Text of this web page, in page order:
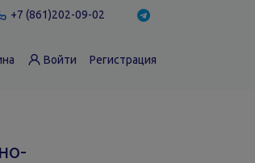
+7 (861)202-09-02
Войти Регистрация